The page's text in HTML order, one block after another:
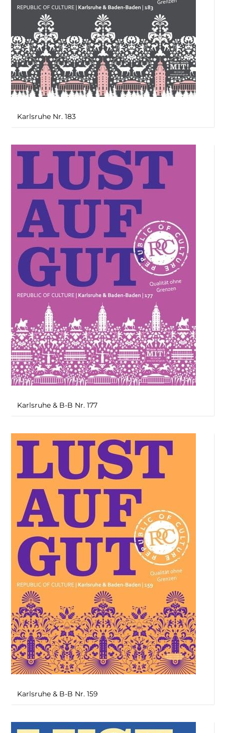
Karlsruhe Nr. 183
Karlsruhe & B-B Nr. 177
Karlsruhe & B-B Nr. 159